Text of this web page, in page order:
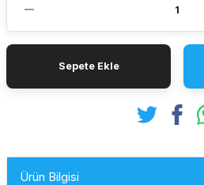
Sepete Ekle
Ürün Bilgisi